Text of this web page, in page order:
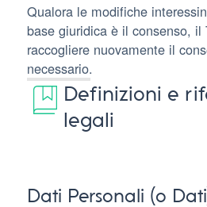
Qualora le modifiche
base giuridica è il consenso,
raccogliere nuovamente il
necessario.
Definizioni e
legali
Dati Personali (o